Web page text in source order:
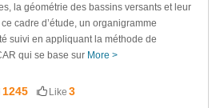
la géométrie des bassins versants et leur
cadre d’étude, un organigramme
suivi en appliquant la méthode de
qui se base sur More >
1245 Like 3